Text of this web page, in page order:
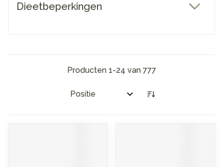
Dieetbeperkingen
Producten 1-24 van 777
Sorteer op: